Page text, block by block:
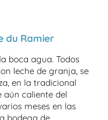
du Ramier
boca agua. Todos
leche de granja, se
en la tradicional
aún caliente del
meses en las
bodega de